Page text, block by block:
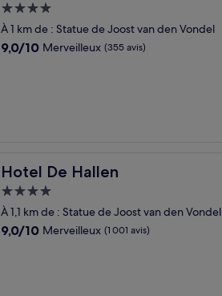
Hébergement
4.0 étoiles
À 1 km de : Statue de Joost van den Vondel
9.0
9,0/10 Merveilleux (355 avis)
Hotel De Hallen
Hotel De Hallen
Hébergement
4.0 étoiles
À 1,1 km de : Statue de Joost van den Vondel
9.0
9,0/10 Merveilleux (1 001 avis)